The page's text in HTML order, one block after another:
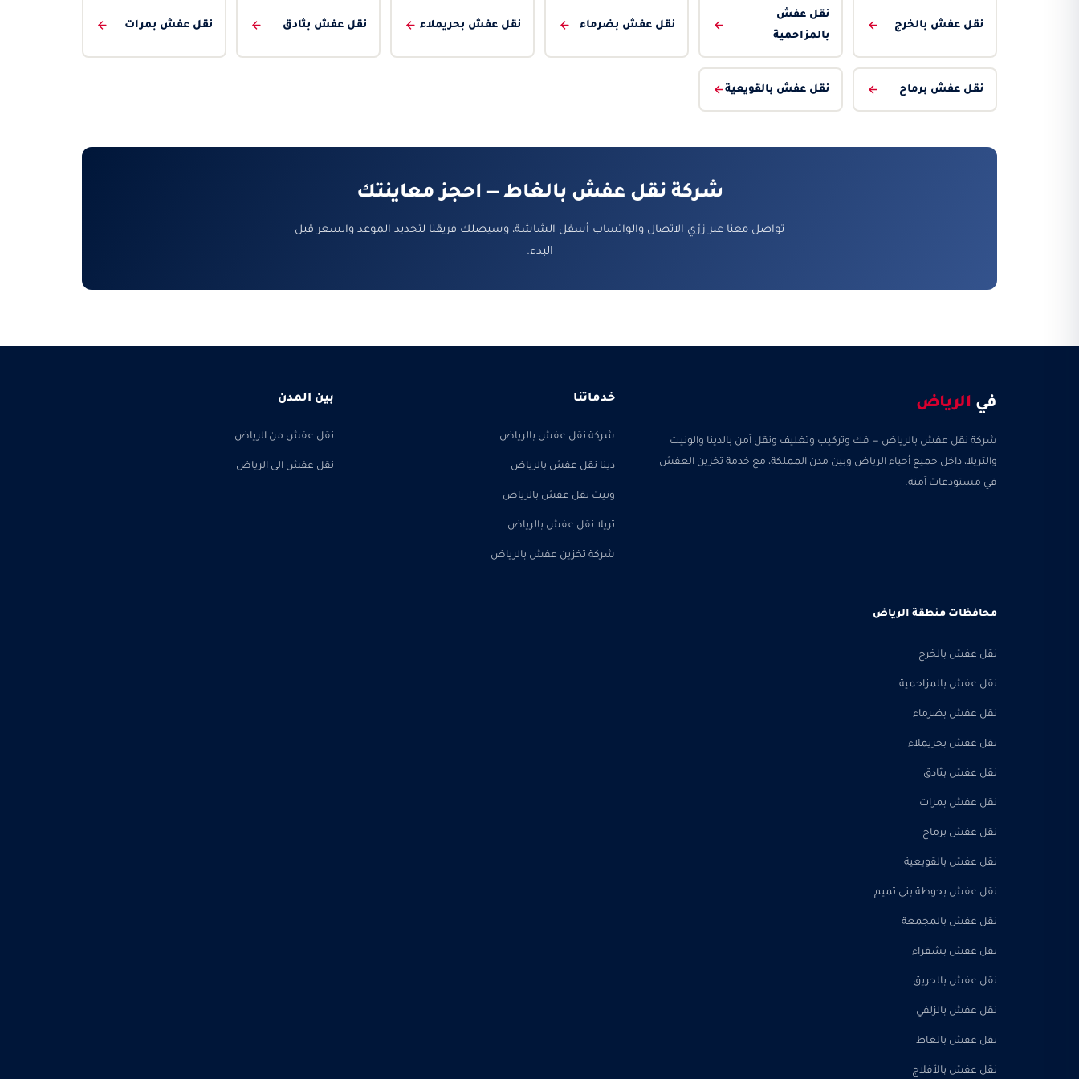
نقل عفش بالخرج
نقل عفش
بالمزاحمية
نقل عفش بضرماء نقل عفش بحريملاء نقل عفش بثادق نقل عفش بمرات
نقل عفش برماح نقل عفش بالقويعية
شركة نقل عفش بالغاط — احجز معاينتك
تواصل معنا عبر زرّي الاتصال والواتساب أسفل الشاشة، وسيصلك فريقنا لتحديد الموعد والسعر قبل
البدء.
في الرياض
شركة نقل عفش بالرياض — فك وتركيب وتغليف ونقل آمن بالدينا والونيت
والتريلا، داخل جميع أحياء الرياض وبين مدن المملكة، مع خدمة تخزين العفش
في مستودعات آمنة.
خدماتنا
شركة نقل عفش بالرياض
دينا نقل عفش بالرياض
ونيت نقل عفش بالرياض
تريلا نقل عفش بالرياض
شركة تخزين عفش بالرياض
بين المدن
نقل عفش من الرياض
نقل عفش الى الرياض
محافظات منطقة الرياض
نقل عفش بالخرج
نقل عفش بالمزاحمية
نقل عفش بضرماء
نقل عفش بحريملاء
نقل عفش بثادق
نقل عفش بمرات
نقل عفش برماح
نقل عفش بالقويعية
نقل عفش بحوطة بني تميم
نقل عفش بالمجمعة
نقل عفش بشقراء
نقل عفش بالحريق
نقل عفش بالزلفي
نقل عفش بالغاط
نقل عفش بالأفلاج